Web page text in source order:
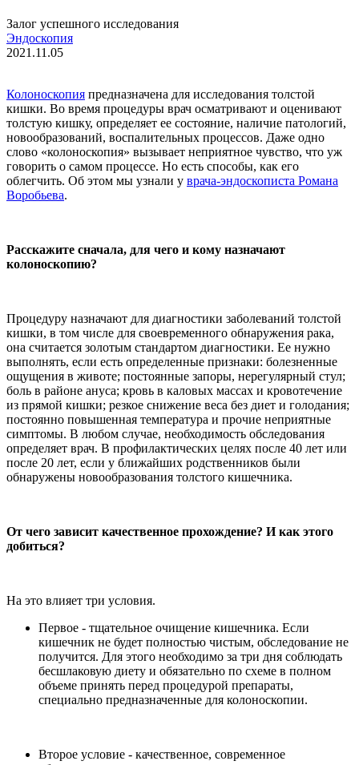
Залог успешного исследования
Эндоскопия
2021.11.05
Колоноскопия предназначена для исследования толстой
кишки. Во время процедуры врач осматривают и оценивают
толстую кишку, определяет ее состояние, наличие патологий,
новообразований, воспалительных процессов. Даже одно
слово «колоноскопия» вызывает неприятное чувство, что уж
говорить о самом процессе. Но есть способы, как его
облегчить. Об этом мы узнали у врача-эндоскописта Романа
Воробьева.
Расскажите сначала, для чего и кому назначают
колоноскопию?
Процедуру назначают для диагностики заболеваний толстой
кишки, в том числе для своевременного обнаружения рака,
она считается золотым стандартом диагностики. Ее нужно
выполнять, если есть определенные признаки: болезненные
ощущения в животе; постоянные запоры, нерегулярный стул;
боль в районе ануса; кровь в каловых массах и кровотечение
из прямой кишки; резкое снижение веса без диет и голодания;
постоянно повышенная температура и прочие неприятные
симптомы. В любом случае, необходимость обследования
определяет врач. В профилактических целях после 40 лет или
после 20 лет, если у ближайших родственников были
обнаружены новообразования толстого кишечника.
От чего зависит качественное прохождение? И как этого
добиться?
На это влияет три условия.
Первое - тщательное очищение кишечника. Если
кишечник не будет полностью чистым, обследование не
получится. Для этого необходимо за три дня соблюдать
бесшлаковую диету и обязательно по схеме в полном
объеме принять перед процедурой препараты,
специально предназначенные для колоноскопии.
Второе условие - качественное, современное